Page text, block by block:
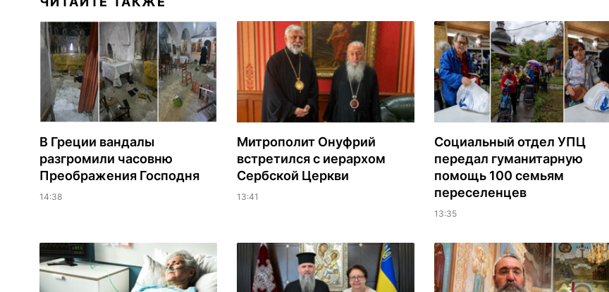
В Греции вандалы
разгромили часовню
Преображения Господня
14:38
Митрополит Онуфрий
встретился с иерархом
Сербской Церкви
13:41
Социальный отдел УПЦ
передал гуманитарную
помощь 100 семьям
переселенцев
13:35